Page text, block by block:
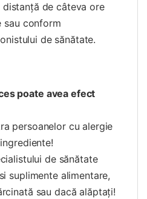
de câteva ore
sau conform
de sănătate.
poate avea efect
persoanelor cu alergie
de sănătate
suplimente alimentare,
sau dacă alăptaţi!